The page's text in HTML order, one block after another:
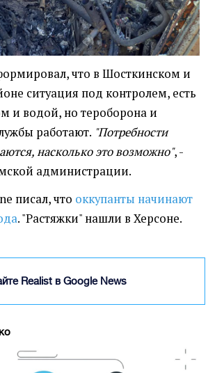
что в Шосткинском и
ситуация под контролем, есть
и водой, но тероборона и
работают. "Потребности
насколько это возможно", -
администрации.
писал, что оккупанты начинают
. "Растяжки" нашли в Херсоне.
Realist в Google News